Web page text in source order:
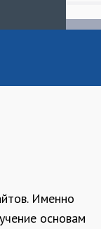
Именно
основам